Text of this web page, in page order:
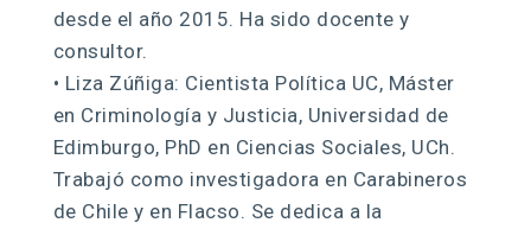
desde el año 2015. Ha sido docente y
consultor.
• Liza Zúñiga: Cientista Política UC, Máster
en Criminología y Justicia, Universidad de
Edimburgo, PhD en Ciencias Sociales, UCh.
Trabajó como investigadora en Carabineros
de Chile y en Flacso. Se dedica a la